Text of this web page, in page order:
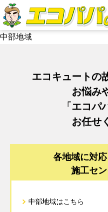
中部地域
エコキュートの
お悩み
「エコパ
お任せ
各地域に対
施工セ
中部地域はこちら